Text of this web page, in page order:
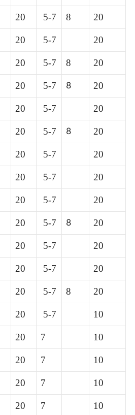
20 5-7 8 20
20 5-7 20
20 5-7 8 20
20 5-7 8 20
20 5-7 20
20 5-7 8 20
20 5-7 20
20 5-7 20
20 5-7 20
20 5-7 8 20
20 5-7 20
20 5-7 20
20 5-7 8 20
20 5-7 10
20 7 10
20 7 10
20 7 10
20 7 10